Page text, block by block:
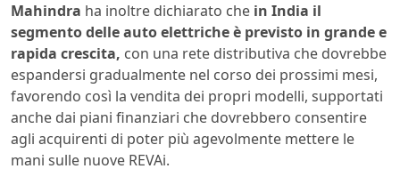
Mahindra ha inoltre dichiarato che in India il
segmento delle auto elettriche è previsto in grande e
rapida crescita, con una rete distributiva che dovrebbe
espandersi gradualmente nel corso dei prossimi mesi,
favorendo così la vendita dei propri modelli, supportati
anche dai piani finanziari che dovrebbero consentire
agli acquirenti di poter più agevolmente mettere le
mani sulle nuove REVAi.